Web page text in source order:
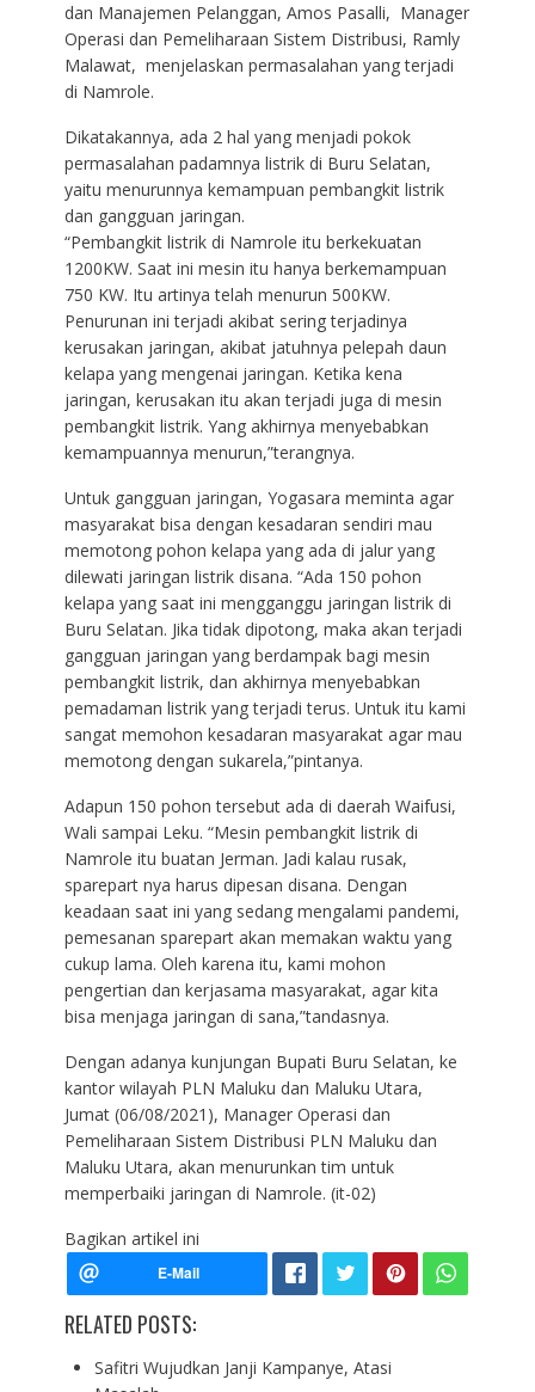
dan Manajemen Pelanggan, Amos Pasalli, Manager
Operasi dan Pemeliharaan Sistem Distribusi, Ramly
Malawat, menjelaskan permasalahan yang terjadi
di Namrole.
Dikatakannya, ada 2 hal yang menjadi pokok
permasalahan padamnya listrik di Buru Selatan,
yaitu menurunnya kemampuan pembangkit listrik
dan gangguan jaringan.
“Pembangkit listrik di Namrole itu berkekuatan
1200KW. Saat ini mesin itu hanya berkemampuan
750 KW. Itu artinya telah menurun 500KW.
Penurunan ini terjadi akibat sering terjadinya
kerusakan jaringan, akibat jatuhnya pelepah daun
kelapa yang mengenai jaringan. Ketika kena
jaringan, kerusakan itu akan terjadi juga di mesin
pembangkit listrik. Yang akhirnya menyebabkan
kemampuannya menurun,”terangnya.
Untuk gangguan jaringan, Yogasara meminta agar
masyarakat bisa dengan kesadaran sendiri mau
memotong pohon kelapa yang ada di jalur yang
dilewati jaringan listrik disana. “Ada 150 pohon
kelapa yang saat ini mengganggu jaringan listrik di
Buru Selatan. Jika tidak dipotong, maka akan terjadi
gangguan jaringan yang berdampak bagi mesin
pembangkit listrik, dan akhirnya menyebabkan
pemadaman listrik yang terjadi terus. Untuk itu kami
sangat memohon kesadaran masyarakat agar mau
memotong dengan sukarela,”pintanya.
Adapun 150 pohon tersebut ada di daerah Waifusi,
Wali sampai Leku. “Mesin pembangkit listrik di
Namrole itu buatan Jerman. Jadi kalau rusak,
sparepart nya harus dipesan disana. Dengan
keadaan saat ini yang sedang mengalami pandemi,
pemesanan sparepart akan memakan waktu yang
cukup lama. Oleh karena itu, kami mohon
pengertian dan kerjasama masyarakat, agar kita
bisa menjaga jaringan di sana,”tandasnya.
Dengan adanya kunjungan Bupati Buru Selatan, ke
kantor wilayah PLN Maluku dan Maluku Utara,
Jumat (06/08/2021), Manager Operasi dan
Pemeliharaan Sistem Distribusi PLN Maluku dan
Maluku Utara, akan menurunkan tim untuk
memperbaiki jaringan di Namrole. (it-02)
Bagikan artikel ini
RELATED POSTS:
Safitri Wujudkan Janji Kampanye, Atasi